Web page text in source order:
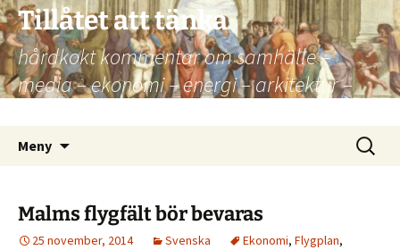
Hoppa
till
innehåll
Tillåtet att tänka
hårdkokt kommentar om samhälle –
media – ekonomi – energi – arkitektur –
Meny
Sök
efter:
Malms flygfält bör bevaras
25 november, 2014 Svenska Ekonomi, Flygplan,